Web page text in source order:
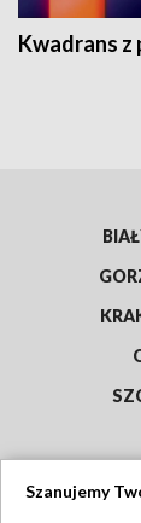
Kwadrans
Szanujemy